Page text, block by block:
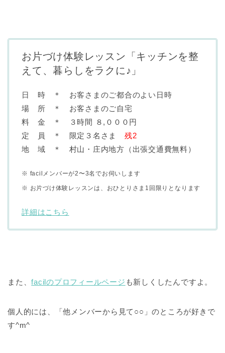
お片づけ体験レッスン「キッチンを整
えて、暮らしをラクに♪」
日 時 ＊ お客さまのご都合のよい日時
場 所 ＊ お客さまのご自宅
料 金 ＊ ３時間 ８,０００円
定 員 ＊ 限定３名さま
残2
地 域 ＊ 村山・庄内地方（出張交通費無料）
※ facilメンバーが2〜3名でお伺いします
※ お片づけ体験レッスンは、おひとりさま1回限りとなります
詳細はこちら
また、facilのプロフィールページ も新しくしたんですよ。
個人的には、「他メンバーから見て○○」のところが好きで
す^m^